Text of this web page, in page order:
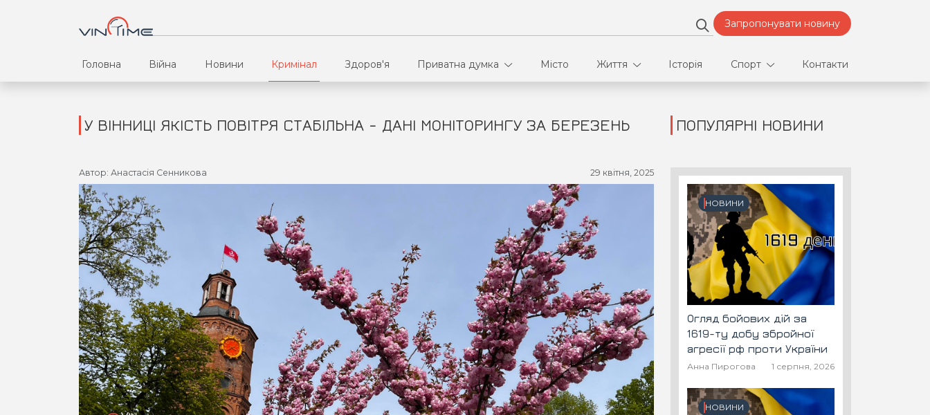
Запропонувати новину
Головна Війна Новини Кримінал Здоров'я Приватна думка
В кулуарах
Місто Життя
Відео
Конфлікти
Історія Спорт
Футбол
Контакти
У ВІННИЦІ ЯКІСТЬ ПОВІТРЯ СТАБІЛЬНА - ДАНІ МОНІТОРИНГУ ЗА БЕРЕЗЕНЬ
Автор: Анастасія Сенникова 29 квітня, 2025
ПОПУЛЯРНІ НОВИНИ
НОВИНИ
Огляд бойових дій за
1619-ту добу збройної
агресії рф проти України
Анна Пирогова 1 серпня, 2026
НОВИНИ